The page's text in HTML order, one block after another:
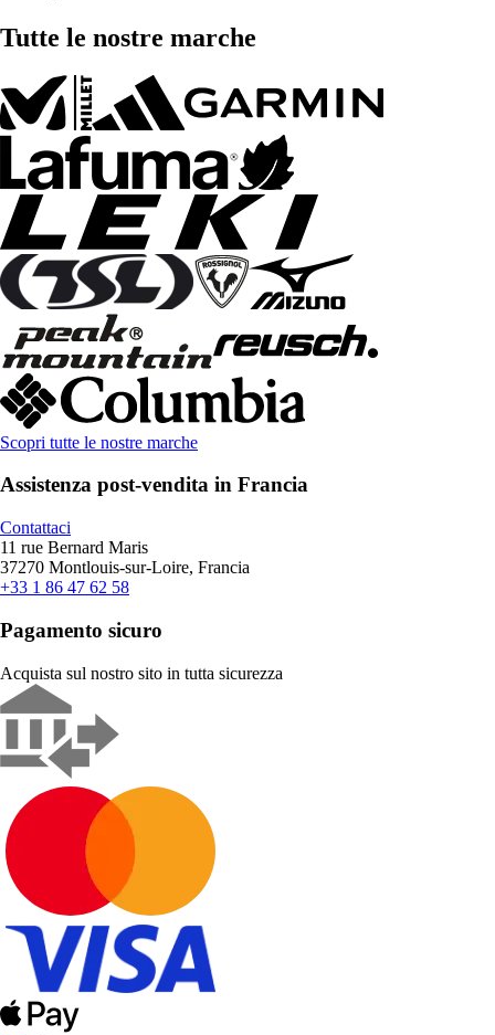
Tutte le nostre marche
Scopri tutte le nostre marche
Assistenza post-vendita in Francia
Contattaci
11 rue Bernard Maris
37270 Montlouis-sur-Loire, Francia
+33 1 86 47 62 58
Pagamento sicuro
Acquista sul nostro sito in tutta sicurezza